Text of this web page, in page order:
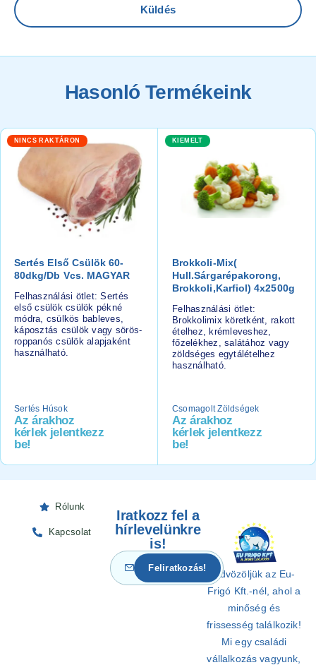
Hasonló Termékeink
NINCS RAKTÁRON
Sertés Első Csülök 60-
80dkg/db Vcs. MAGYAR
Felhasználási ötlet: Sertés
első csülök csülök pékné
módra, csülkös bableves,
káposztás csülök vagy sörös-
roppanós csülök alapjaként
használható.
Sertés Húsok
Az árakhoz
kérlek jelentkezz
be!
KIEMELT
Brokkoli-Mix(
Hull.sárgarépakorong,
Brokkoli,karfiol) 4x2500g
Felhasználási ötlet:
Brokkolimix köretként, rakott
ételhez, krémleveshez,
főzelékhez, salátához vagy
zöldséges egytálételhez
használható.
Csomagolt Zöldségek
Az árakhoz
kérlek jelentkezz
be!
Rólunk
Kapcsolat
Üdvözöljük az Eu-
Frigó Kft.-nél, ahol a
minőség és
frissesség találkozik!
Mi egy családi
vállalkozás vagyunk,
Iratkozz fel a
hírlevelünkre
is!